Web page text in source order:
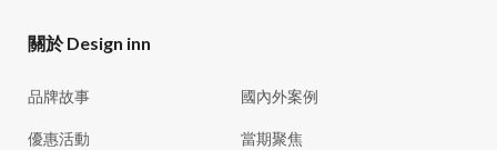
關於 Design inn
品牌故事 國內外案例
優惠活動 當期聚焦